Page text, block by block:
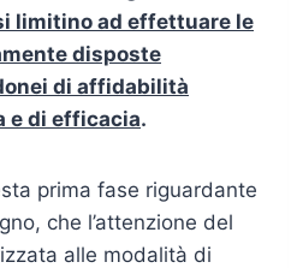
limitino ad effettuare le
disposte
di affidabilità
e di efficacia.
prima fase riguardante
che l’attenzione del
alle modalità di